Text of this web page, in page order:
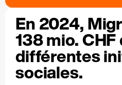
En 2024,
138 mio.
différentes
sociales.